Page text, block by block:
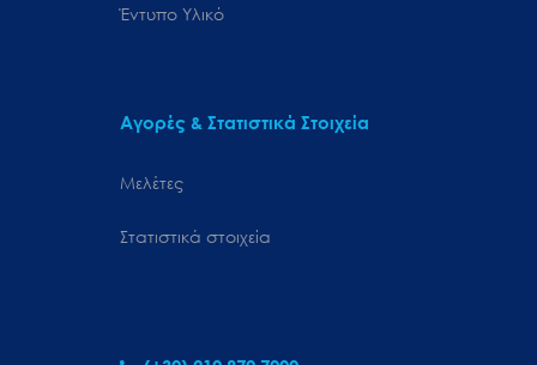
Έντυπο Υλικό
Αγορές & Στατιστικά Στοιχεία
Μελέτες
Στατιστικά στοιχεία